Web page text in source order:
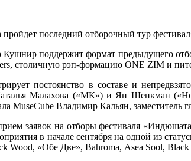
пройдет последний отборочный тур
Кушнир поддержит формат предыдущего
, столичную рэп-формацию ONE ZIM и
постоянство в составе и
Малахова («МК») и Ян Шенкман
MuseCube Владимир Кальян,
заявок на отборы фестиваля
в начале сентября на одной из
Wood, «Обе Две», Bahroma, Asea Sool, Black